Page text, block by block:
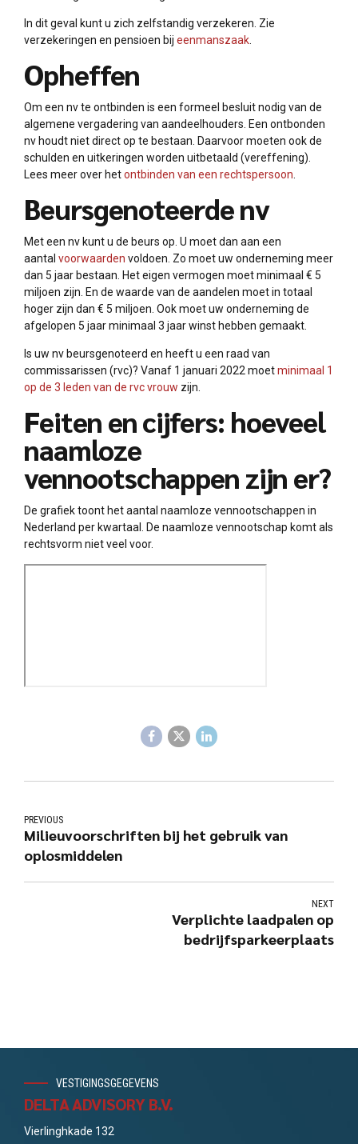
In dit geval kunt u zich zelfstandig verzekeren. Zie
verzekeringen en pensioen bij eenmanszaak
Opheffen
Om een nv te ontbinden is een formeel besluit nodig van de
algemene vergadering van aandeelhouders. Een ontbonden
nv houdt niet direct op te bestaan. Daarvoor moeten ook de
schulden en uitkeringen worden uitbetaald (vereffening).
Lees meer over hetontbinden van een rechtspersoon
Beursgenoteerde nv
Met een nv kunt u de beurs op. U moet dan aan een
aantal voorwaarden voldoen. Zo moet uw onderneming meer
dan 5 jaar bestaan. Het eigen vermogen moet minimaal € 5
miljoen zijn. En de waarde van de aandelen moet in totaal
hoger zijn dan € 5 miljoen. Ook moet uw onderneming de
afgelopen 5 jaar minimaal 3 jaar winst hebben gemaakt.
Is uw nv beursgenoteerd en heeft u een raad van
commissarissen (rvc)? Vanaf 1 januari 2022 moetminimaal 1
op de 3 leden van de rvc vrouw zijn.
Feiten en cijfers: hoeveel
naamloze
vennootschappen zijn er?
De grafiek toont het aantal naamloze vennootschappen in
Nederland per kwartaal. De naamloze vennootschap komt als
rechtsvorm niet veel voor.
PREVIOUS
Milieuvoorschriften bij het gebruik van
oplosmiddelen
NEXT
Verplichte laadpalen op
bedrijfsparkeerplaats
VESTIGINGSGEGEVENS
DELTA ADVISORY B.V.
Vierlinghkade 132